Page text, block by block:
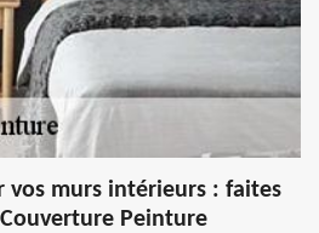
vos murs intérieurs : faites
Couverture Peinture